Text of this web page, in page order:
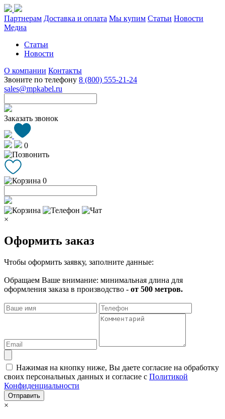
Партнерам Доставка и оплата Мы купим Статьи Новости
Медиа
Статьи
Новости
О компании Контакты
Звоните по телефону 8 (800) 555-21-24
sales@mpkabel.ru
Заказать звонок
0
0
×
Оформить заказ
Чтобы оформить заявку, заполните данные:
Обращаем Ваше внимание: минимальная длина для
оформления заказа в производство - от 500 метров.
Нажимая на кнопку ниже, Вы даете согласие на обработку
своих персональных данных и согласие с Политикой
Конфиденциальности
Отправить
×